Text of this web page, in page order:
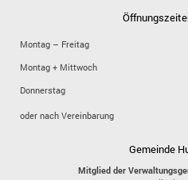
Montag – Freitag
Montag + Mittwoch
Donnerstag
oder nach Vereinbarung
Gemeinde
Mitglied der